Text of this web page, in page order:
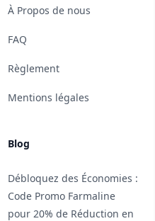
À Propos de nous
FAQ
Règlement
Mentions légales
Blog
Débloquez des Économies :
Code Promo Farmaline
pour 20% de Réduction en